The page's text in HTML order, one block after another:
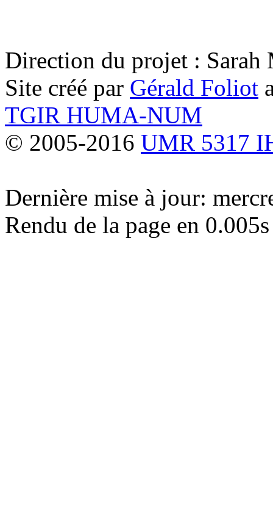
Direction du projet : Sarah
Site créé par Gérald Foliot
TGIR HUMA-NUM
© 2005-2016 UMR 5317
Dernière mise à jour:
Rendu de la page en 0.005s